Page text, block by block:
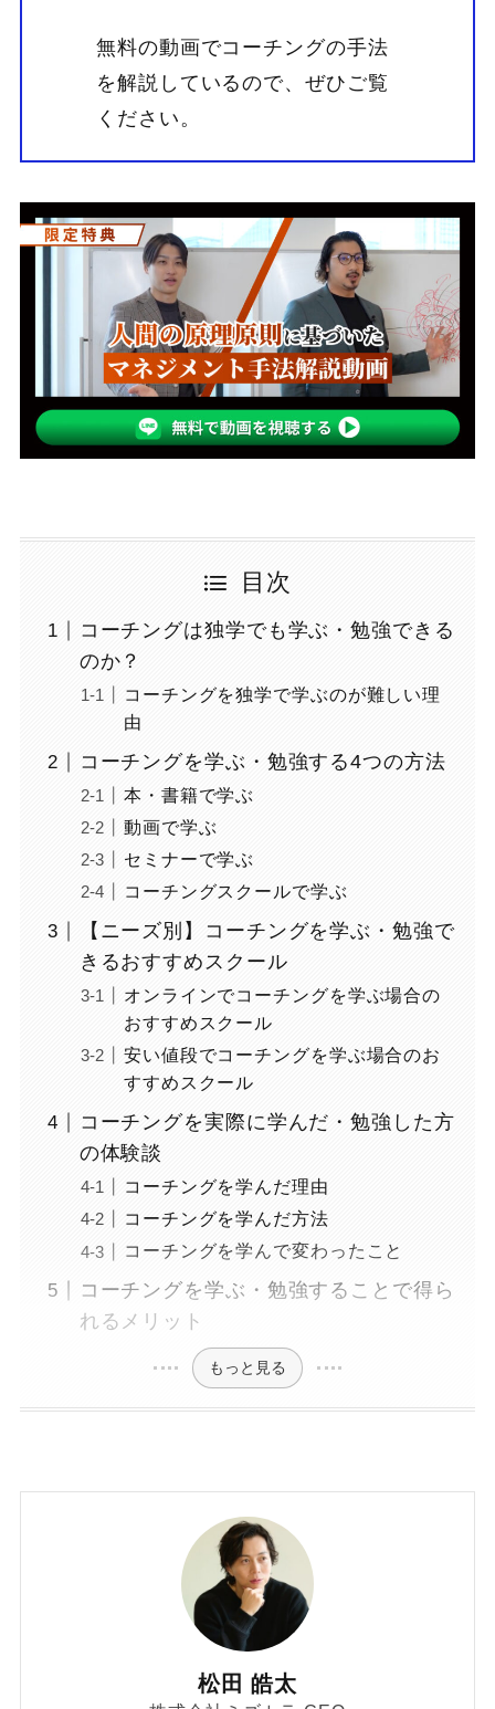
無料の動画でコーチングの手法
を解説しているので、ぜひご覧
ください。
目次
コーチングは独学でも学ぶ・勉強できる
のか？
コーチングを独学で学ぶのが難しい理
由
コーチングを学ぶ・勉強する4つの方法
本・書籍で学ぶ
動画で学ぶ
セミナーで学ぶ
コーチングスクールで学ぶ
【ニーズ別】コーチングを学ぶ・勉強で
きるおすすめスクール
オンラインでコーチングを学ぶ場合の
おすすめスクール
安い値段でコーチングを学ぶ場合のお
すすめスクール
コーチングを実際に学んだ・勉強した方
の体験談
コーチングを学んだ理由
コーチングを学んだ方法
コーチングを学んで変わったこと
コーチングを学ぶ・勉強することで得ら
れるメリット
もっと見る
松田 皓太